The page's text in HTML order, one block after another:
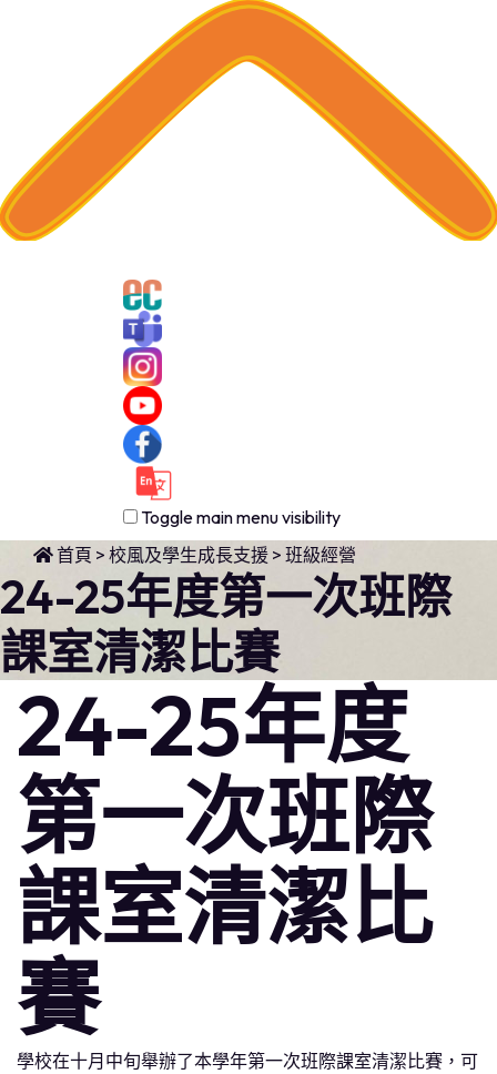
Toggle main menu visibility
首頁 > 校風及學生成長支援 > 班級經營
24-25年度第一次班際
課室清潔比賽
24-25年度
第一次班際
課室清潔比
賽
學校在十月中旬舉辦了本學年第一次班際課室清潔比賽，可